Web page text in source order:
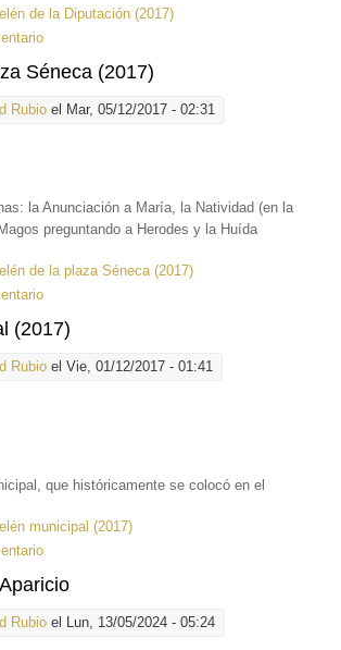
de la Diputación (2017)
Séneca (2017)
Rubio el Mar, 05/12/2017 - 02:31
la Anunciación a María, la Natividad (en la
preguntando a Herodes y la Huída
de la plaza Séneca (2017)
(2017)
Rubio el Vie, 01/12/2017 - 01:41
que históricamente se colocó en el
municipal (2017)
Rubio el Lun, 13/05/2024 - 05:24